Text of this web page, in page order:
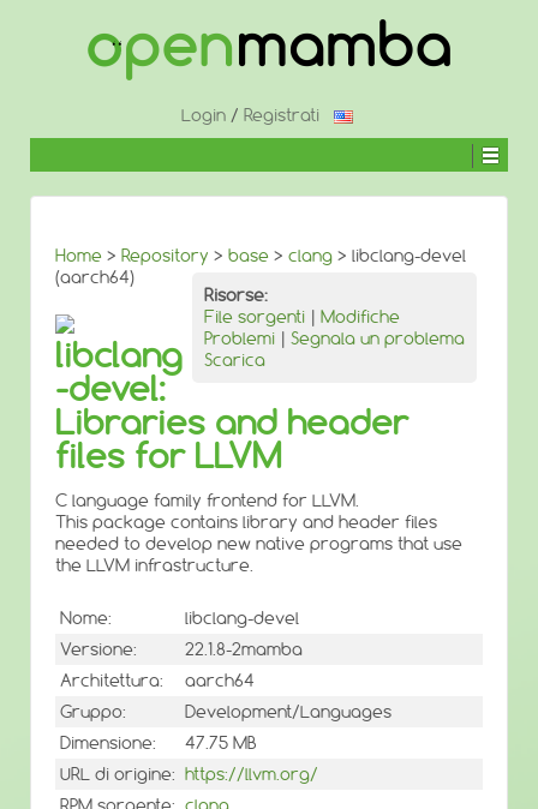
CONTENUTO
Login / Registrati
Home > Repository > base > clang > libclang-devel
(aarch64)
Risorse:
File sorgenti | Modifiche
Problemi | Segnala un problema
Scarica
libclang
-devel:
Libraries and header
files for LLVM
C language family frontend for LLVM.
This package contains library and header files
needed to develop new native programs that use
the LLVM infrastructure.
Nome:
libclang-devel
Versione:
22.1.8-2mamba
Architettura:
aarch64
Gruppo:
Development/Languages
Dimensione:
47.75 MB
URL di origine: https://llvm.org/